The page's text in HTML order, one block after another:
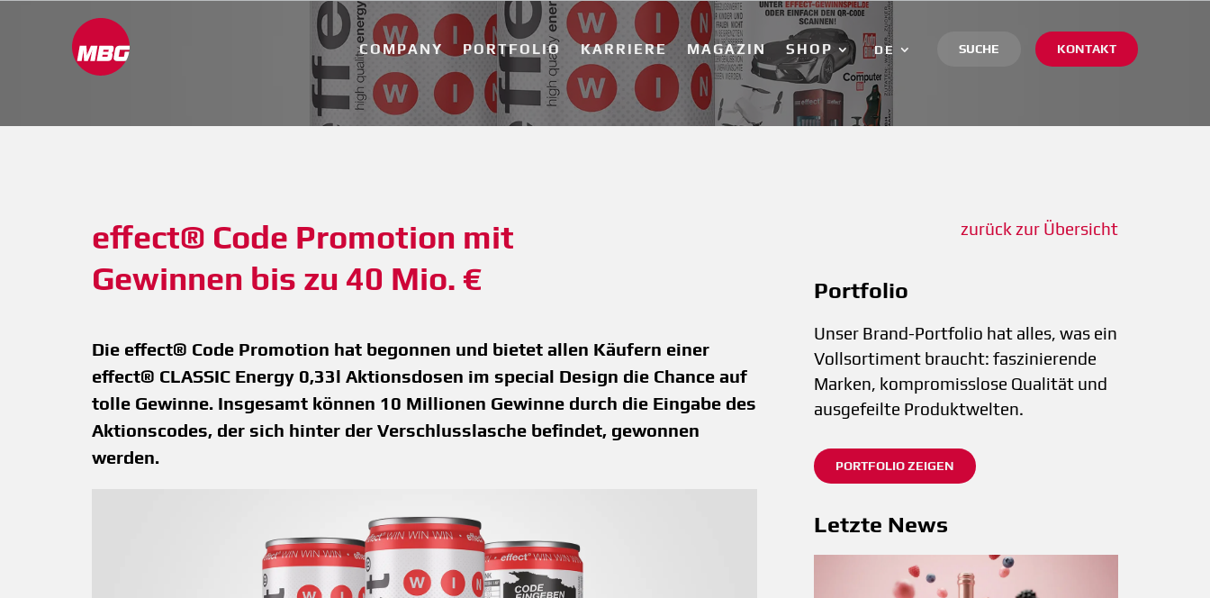
COMPANY PORTFOLIO KARRIERE MAGAZIN SHOP SUCHE KONTAKT
DE
effect® Code Promotion mit
Gewinnen bis zu 40 Mio. €
Die effect® Code Promotion hat begonnen und bietet allen Käufern einer
effect® CLASSIC Energy 0,33l Aktionsdosen im special Design die Chance auf
tolle Gewinne. Insgesamt können 10 Millionen Gewinne durch die Eingabe des
Aktionscodes, der sich hinter der Verschlusslasche befindet, gewonnen
werden.
zurück zur Übersicht
Portfolio
Unser Brand-Portfolio hat alles, was ein
Vollsortiment braucht: faszinierende
Marken, kompromisslose Qualität und
ausgefeilte Produktwelten.
PORTFOLIO ZEIGEN
Letzte News